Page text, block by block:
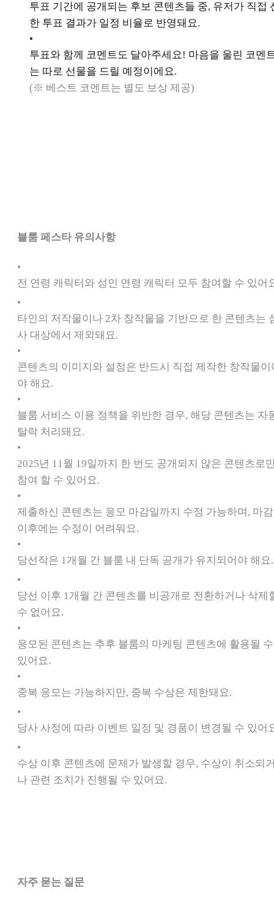
투표 기간에 공개되는 후보 콘텐츠들 중, 유저가 직접
한 투표 결과가 일정 비율로 반영돼요.
•
투표와 함께 코멘트도 달아주세요! 마음을 울린 코멘
는 따로 선물을 드릴 예정이에요.
(※ 베스트 코멘트는 별도 보상 제공)
블룸 페스타 유의사항
•
전 연령 캐릭터와 성인 연령 캐릭터 모두 참여할 수 있어
•
타인의 저작물이나 2차 창작물을 기반으로 한 콘텐츠는
사 대상에서 제외돼요.
•
콘텐츠의 이미지와 설정은 반드시 직접 제작한 창작물이
야 해요.
•
블룸 서비스 이용 정책을 위반한 경우, 해당 콘텐츠는 자
탈락 처리돼요.
•
2025년 11월 19일까지 한 번도 공개되지 않은 콘텐츠로
참여 할 수 있어요.
•
제출하신 콘텐츠는 응모 마감일까지 수정 가능하며, 마감
이후에는 수정이 어려워요.
•
당선작은 1개월 간 블룸 내 단독 공개가 유지되어야 해요.
•
당선 이후 1개월 간 콘텐츠를 비공개로 전환하거나 삭제
수 없어요.
•
응모된 콘텐츠는 추후 블룸의 마케팅 콘텐츠에 활용될 수
있어요.
•
중복 응모는 가능하지만, 중복 수상은 제한돼요.
•
당사 사정에 따라 이벤트 일정 및 경품이 변경될 수 있어
•
수상 이후 콘텐츠에 문제가 발생할 경우, 수상이 취소되
나 관련 조치가 진행될 수 있어요.
자주 묻는 질문